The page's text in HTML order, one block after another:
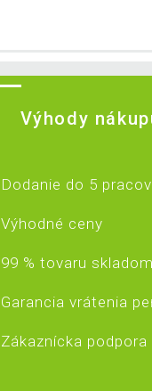
Výhody
Dodanie do 5
Výhodné ceny
99 % tovaru skladom
Garancia vrátenia
Zákaznícka podpora